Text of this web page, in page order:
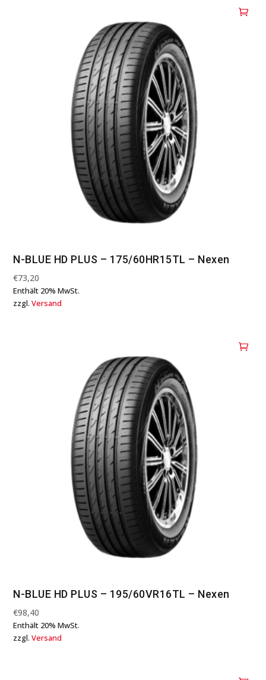
N-BLUE HD PLUS – 175/60HR15TL – Nexen
€73,20
Enthält 20% MwSt.
zzgl.Versand
N-BLUE HD PLUS – 195/60VR16TL – Nexen
€98,40
Enthält 20% MwSt.
zzgl.Versand